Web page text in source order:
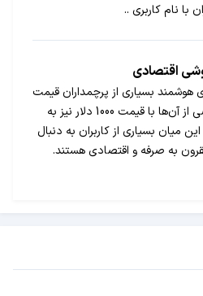
با نام کاربری ..
اقتصادی
هوشمند بسیاری از پرچمداران قیمت
بالایی دارند و بعضی از آن‌ها با قیمت 1000 دلار نیز به
میان بسیاری از کاربران به دنبال
به صرفه و اقتصادی هستند.